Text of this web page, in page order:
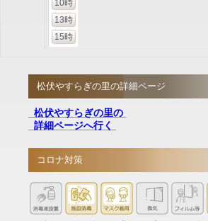
10時
13時
15時
松伏やすらぎの里の詳細ページ
松伏やすらぎの里の
詳細ページへ行く
コロナ対策